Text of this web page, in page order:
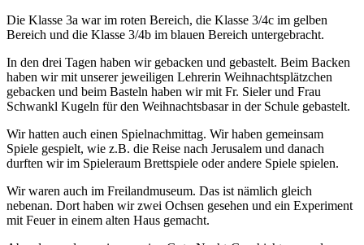
Die Klasse 3a war im roten Bereich, die Klasse 3/4c im gelben
Bereich und die Klasse 3/4b im blauen Bereich untergebracht.
In den drei Tagen haben wir gebacken und gebastelt. Beim Backen
haben wir mit unserer jeweiligen Lehrerin Weihnachtsplätzchen
gebacken und beim Basteln haben wir mit Fr. Sieler und Frau
Schwankl Kugeln für den Weihnachtsbasar in der Schule gebastelt.
Wir hatten auch einen Spielnachmittag. Wir haben gemeinsam
Spiele gespielt, wie z.B. die Reise nach Jerusalem und danach
durften wir im Spieleraum Brettspiele oder andere Spiele spielen.
Wir waren auch im Freilandmuseum. Das ist nämlich gleich
nebenan. Dort haben wir zwei Ochsen gesehen und ein Experiment
mit Feuer in einem alten Haus gemacht.